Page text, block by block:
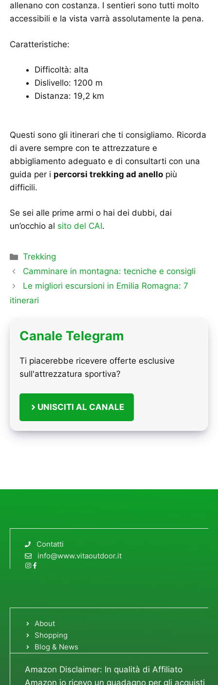
allenano con costanza. I sentieri sono tutti molto
accessibili e la vista varrà assolutamente la pena.
Caratteristiche:
Difficoltà: alta
Dislivello: 1200 m
Distanza: 19,2 km
Questi sono gli itinerari che ti consigliamo. Ricorda
di avere sempre con te attrezzature e
abbigliamento adeguato e di consultarti con una
guida per i percorsi trekking ad anello più
difficili.
Se sei alle prime armi o hai dei dubbi, dai
un’occhio al sito del CAI.
Categorie
Trekking
Camminare in montagna: tecniche e consigli
Le migliori escursioni in Emilia Romagna: 7
itinerari
Canale Telegram
Ti piacerebbe ricevere offerte esclusive
sull'attrezzatura sportiva?
UNISCITI AL CANALE
Contatti
info@www.vitaoutdoor.it
About
Shopping
Blog & News
Amazon Disclaimer: In qualità di Affiliato
Amazon io ricevo un guadagno per gli acquisti